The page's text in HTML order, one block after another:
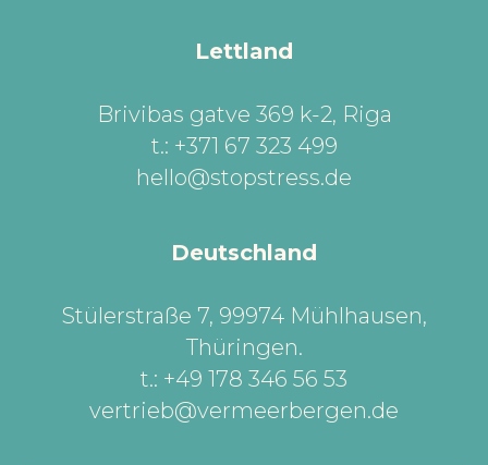
Lettland
Brivibas gatve 369 k-2, Riga
t.: +371 67 323 499
hello@stopstress.de
Deutschland
Stülerstraße 7, 99974 Mühlhausen,
Thüringen.
t.: +49 178 346 56 53
vertrieb@vermeerbergen.de